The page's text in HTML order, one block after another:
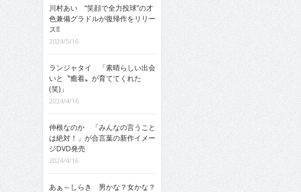
川村あい “笑顔で全力投球”の才
色兼備グラドルが復帰作をリリー
ス!!
2024/5/16
ランジャタイ 「素晴らしい出会
いと〝癒着〟が育ててくれた
(笑)」
2024/4/16
仲根なのか 「みんなの言うこと
は絶対！」が合言葉の新作イメー
ジDVD発売
2024/4/16
あぁ～しらき 男かな？女かな？